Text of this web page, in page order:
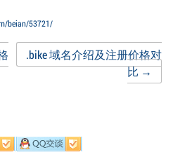
beian/53721/
.bike 域名介绍及注册价格对
比→